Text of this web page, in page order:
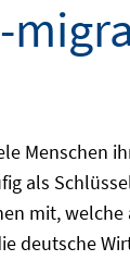
als
mit,
deutsche